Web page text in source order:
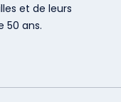
et de leurs
50 ans.